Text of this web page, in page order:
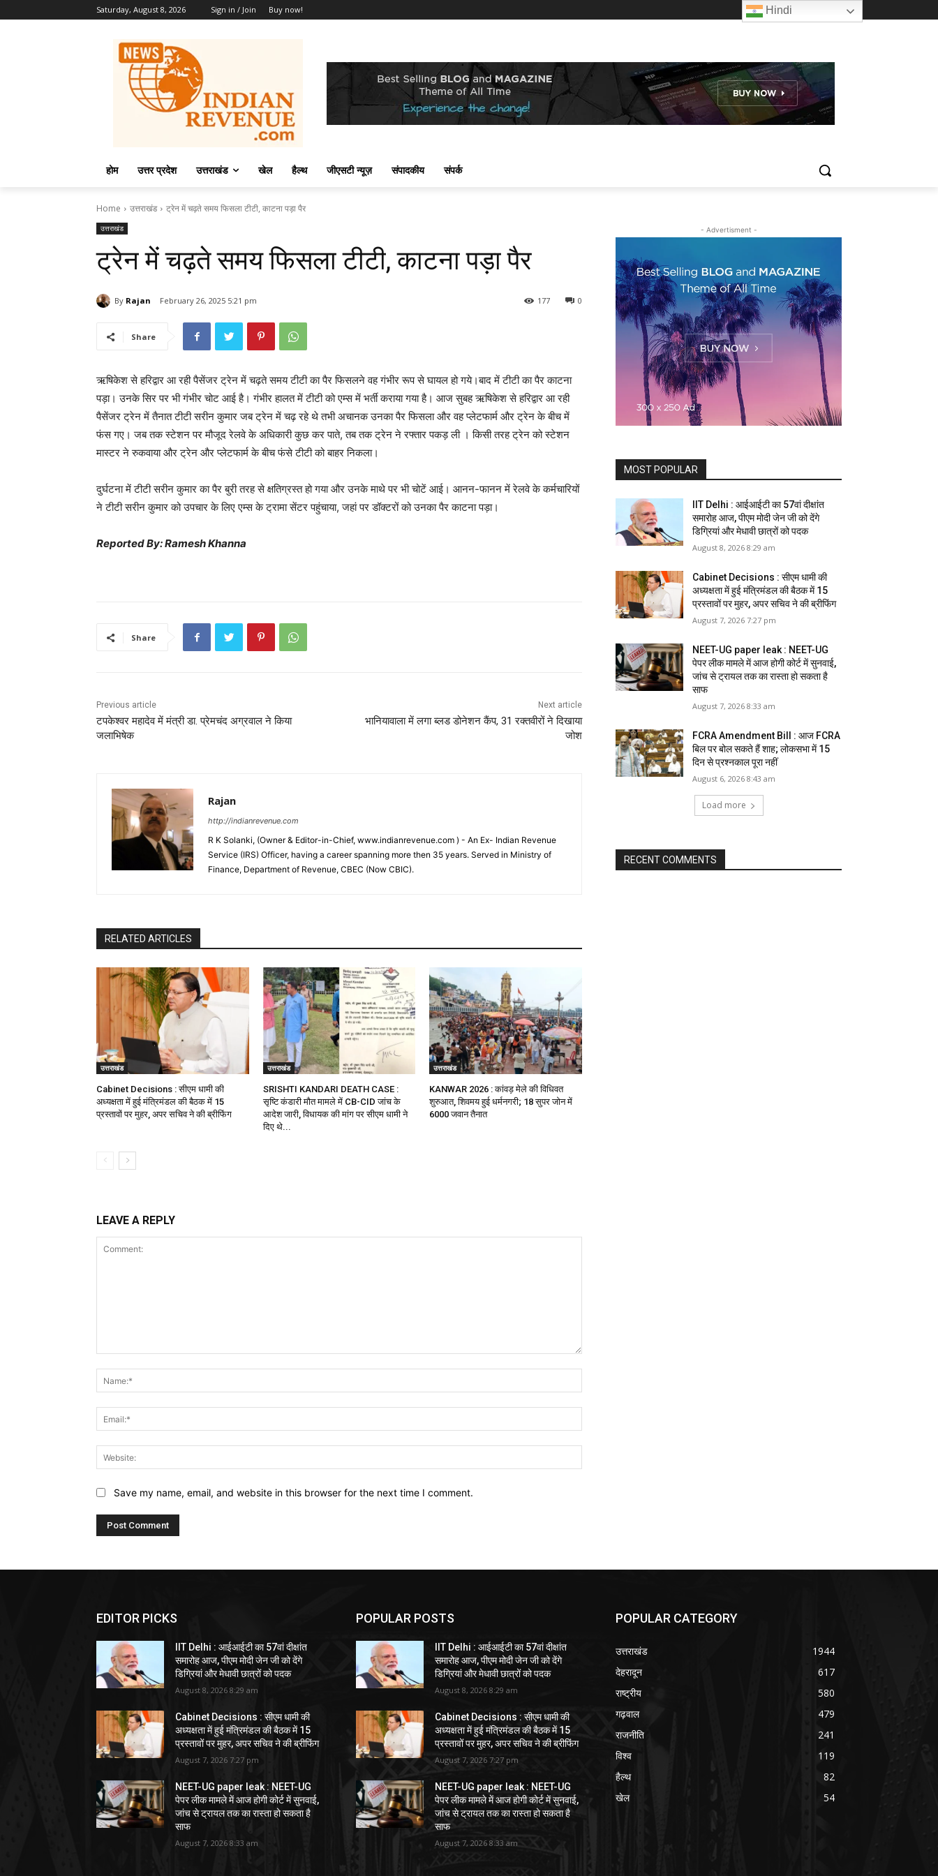
Saturday, August 8, 2026 Sign in / Join Buy now!
होम उत्तर प्रदेश उत्तराखंड खेल हैल्थ जीएसटी न्यूज़ संपादकीय संपर्क
Home उत्तराखंड ट्रेन में चढ़ते समय फिसला टीटी, काटना पड़ा पैर
उत्तराखंड
ट्रेन में चढ़ते समय फिसला टीटी, काटना पड़ा पैर
By Rajan February 26, 2025 5:21 pm 0
177
Share
ऋषिकेश से हरिद्वार आ रही पैसेंजर ट्रेन में चढ़ते समय टीटी का पैर फिसलने वह गंभीर रूप से घायल हो गये।बाद में टीटी का पैर काटना
पड़ा। उनके सिर पर भी गंभीर चोट आई है। गंभीर हालत में टीटी को एम्स में भर्ती कराया गया है। आज सुबह ऋषिकेश से हरिद्वार आ रही
पैसेंजर ट्रेन में तैनात टीटी सरीन कुमार जब ट्रेन में चढ़ रहे थे तभी अचानक उनका पैर फिसला और वह प्लेटफार्म और ट्रेन के बीच में
फंस गए। जब तक स्टेशन पर मौजूद रेलवे के अधिकारी कुछ कर पाते, तब तक ट्रेन ने रफ्तार पकड़ ली । किसी तरह ट्रेन को स्टेशन
मास्टर ने रुकवाया और ट्रेन और प्लेटफार्म के बीच फंसे टीटी को बाहर निकला।
दुर्घटना में टीटी सरीन कुमार का पैर बुरी तरह से क्षतिग्रस्त हो गया और उनके माथे पर भी चोटें आई। आनन-फानन में रेलवे के कर्मचारियों
ने टीटी सरीन कुमार को उपचार के लिए एम्स के ट्रामा सेंटर पहुंचाया, जहां पर डॉक्टरों को उनका पैर काटना पड़ा।
Reported By: Ramesh Khanna
Share
Previous article
टपकेश्वर महादेव में मंत्री डा. प्रेमचंद अग्रवाल ने किया
जलाभिषेक
Next article
भानियावाला में लगा ब्लड डोनेशन कैंप, 31 रक्तवीरों ने दिखाया
जोश
Rajan
http://indianrevenue.com
R K Solanki, (Owner & Editor-in-Chief, www.indianrevenue.com ) - An Ex- Indian Revenue
Service (IRS) Officer, having a career spanning more then 35 years. Served in Ministry of
Finance, Department of Revenue, CBEC (Now CBIC).
RELATED ARTICLES
उत्तराखंड
Cabinet Decisions : सीएम धामी की
अध्यक्षता में हुई मंत्रिमंडल की बैठक में 15
प्रस्तावों पर मुहर, अपर सचिव ने की ब्रीफिंग
उत्तराखंड
SRISHTI KANDARI DEATH CASE :
सृष्टि कंडारी मौत मामले में CB-CID जांच के
आदेश जारी, विधायक की मांग पर सीएम धामी ने
दिए थे...
उत्तराखंड
KANWAR 2026 : कांवड़ मेले की विधिवत
शुरुआत, शिवमय हुई धर्मनगरी; 18 सुपर जोन में
6000 जवान तैनात
LEAVE A REPLY
Save my name, email, and website in this browser for the next time I comment.
- Advertisment -
MOST POPULAR
IIT Delhi : आईआईटी का 57वां दीक्षांत
समारोह आज, पीएम मोदी जेन जी को देंगे
डिग्रियां और मेधावी छात्रों को पदक
August 8, 2026 8:29 am
Cabinet Decisions : सीएम धामी की
अध्यक्षता में हुई मंत्रिमंडल की बैठक में 15
प्रस्तावों पर मुहर, अपर सचिव ने की ब्रीफिंग
August 7, 2026 7:27 pm
NEET-UG paper leak : NEET-UG
पेपर लीक मामले में आज होगी कोर्ट में सुनवाई,
जांच से ट्रायल तक का रास्ता हो सकता है
साफ
August 7, 2026 8:33 am
FCRA Amendment Bill : आज FCRA
बिल पर बोल सकते हैं शाह; लोकसभा में 15
दिन से प्रश्नकाल पूरा नहीं
August 6, 2026 8:43 am
Load more
RECENT COMMENTS
EDITOR PICKS
IIT Delhi : आईआईटी का 57वां दीक्षांत
समारोह आज, पीएम मोदी जेन जी को देंगे
डिग्रियां और मेधावी छात्रों को पदक
August 8, 2026 8:29 am
Cabinet Decisions : सीएम धामी की
अध्यक्षता में हुई मंत्रिमंडल की बैठक में 15
प्रस्तावों पर मुहर, अपर सचिव ने की ब्रीफिंग
August 7, 2026 7:27 pm
NEET-UG paper leak : NEET-UG
पेपर लीक मामले में आज होगी कोर्ट में सुनवाई,
जांच से ट्रायल तक का रास्ता हो सकता है
साफ
August 7, 2026 8:33 am
POPULAR POSTS
IIT Delhi : आईआईटी का 57वां दीक्षांत
समारोह आज, पीएम मोदी जेन जी को देंगे
डिग्रियां और मेधावी छात्रों को पदक
August 8, 2026 8:29 am
Cabinet Decisions : सीएम धामी की
अध्यक्षता में हुई मंत्रिमंडल की बैठक में 15
प्रस्तावों पर मुहर, अपर सचिव ने की ब्रीफिंग
August 7, 2026 7:27 pm
NEET-UG paper leak : NEET-UG
पेपर लीक मामले में आज होगी कोर्ट में सुनवाई,
जांच से ट्रायल तक का रास्ता हो सकता है
साफ
August 7, 2026 8:33 am
POPULAR CATEGORY
उत्तराखंड
1944
देहरादून
617
राष्ट्रीय
580
गढ़वाल
479
राजनीति
241
विश्व
119
हैल्थ
82
खेल
54
Hindi